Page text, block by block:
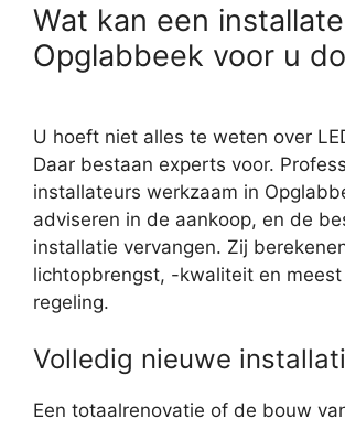
Wat kan een
Opglabbeek voor u
U hoeft niet alles te weten over
Daar bestaan experts voor.
installateurs werkzaam in
adviseren in de aankoop, en de
installatie vervangen. Zij
lichtopbrengst, -kwaliteit en
regeling.
Volledig nieuwe
Een totaalrenovatie of de bouw